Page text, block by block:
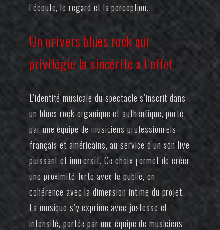
l’écoute, le regard et la perception.
Un univers blues rock qui
privilégie la sincérité à l’effet
L’identité musicale du spectacle s’inscrit dans
un blues rock organique et authentique, porté
par une équipe de musiciens professionnels
français et américains, au service d’un son live
puissant et immersif. Ce choix permet de créer
une proximité forte avec le public, en
cohérence avec la dimension intime du projet.
La musique s’y exprime avec justesse et
intensité, portée par une équipe de musiciens